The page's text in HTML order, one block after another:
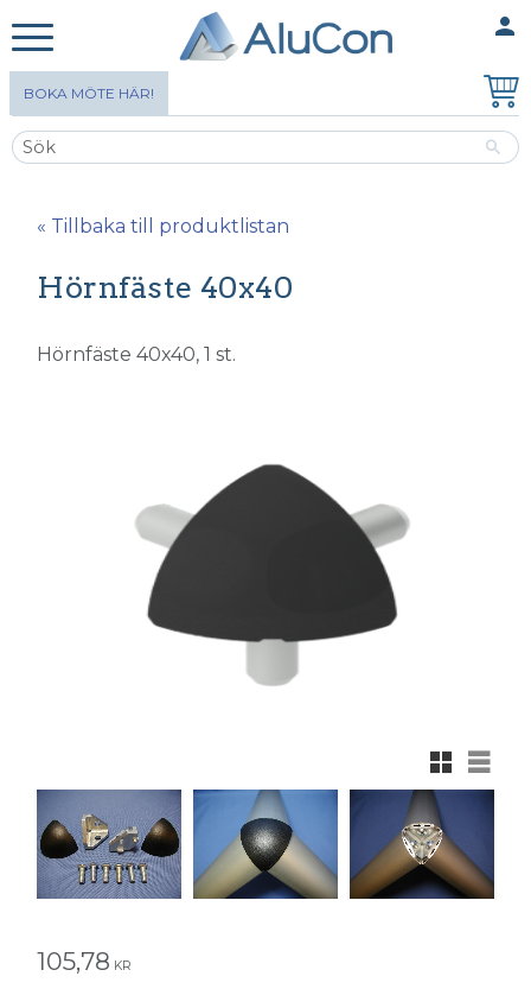
person
BOKA MÖTE HÄR!
« Tillbaka till produktlistan
Hörnfäste 40x40
Hörnfäste 40x40, 1 st.
Rutnätsvy
Listvy
105,78 KR